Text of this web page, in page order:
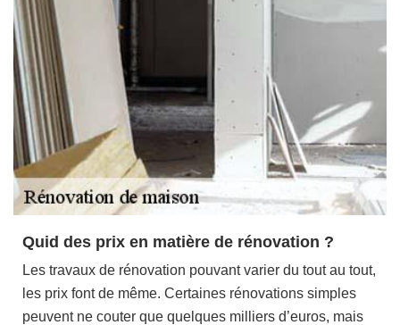
Quid des prix en matière de rénovation ?
Les travaux de rénovation pouvant varier du tout au tout,
les prix font de même. Certaines rénovations simples
peuvent ne couter que quelques milliers d’euros, mais